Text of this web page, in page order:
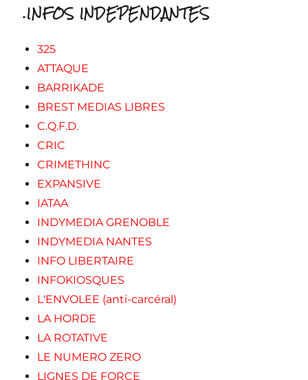
.INFOS INDEPENDANTES
325
ATTAQUE
BARRIKADE
BREST MEDIAS LIBRES
C.Q.F.D.
CRIC
CRIMETHINC
EXPANSIVE
IATAA
INDYMEDIA GRENOBLE
INDYMEDIA NANTES
INFO LIBERTAIRE
INFOKIOSQUES
L'ENVOLEE (anti-carcéral)
LA HORDE
LA ROTATIVE
LE NUMERO ZERO
LIGNES DE FORCE